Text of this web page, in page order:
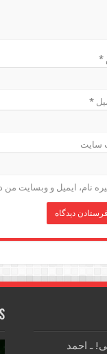
*
*
سایت
نام، ایمیل و وبسایت
ـ احمد